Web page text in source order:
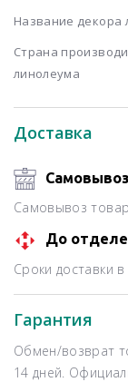
Доставка
Самовывоз
Самовывоз
До
Сроки доставки
Гарантия
Обмен/возврат
14 дней.
Название декора
Страна
линолеума